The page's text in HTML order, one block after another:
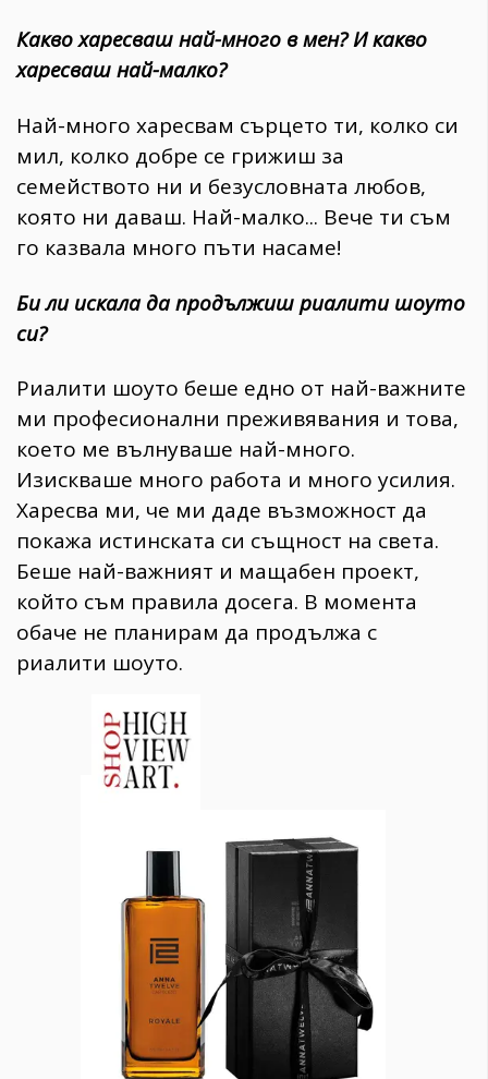
Какво харесваш най-много в мен? И какво
харесваш най-малко?
Най-много харесвам сърцето ти, колко си
мил, колко добре се грижиш за
семейството ни и безусловната любов,
която ни даваш. Най-малко... Вече ти съм
го казвала много пъти насаме!
Би ли искала да продължиш риалити шоуто
си?
Риалити шоуто беше едно от най-важните
ми професионални преживявания и това,
което ме вълнуваше най-много.
Изискваше много работа и много усилия.
Харесва ми, че ми даде възможност да
покажа истинската си същност на света.
Беше най-важният и мащабен проект,
който съм правила досега. В момента
обаче не планирам да продължа с
риалити шоуто.